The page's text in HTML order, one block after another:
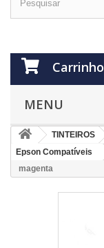
Carrinho
MENU
TINTEIROS
Epson Compatíveis
magenta